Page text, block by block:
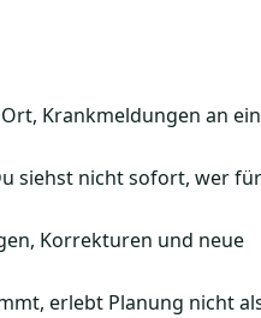
Krankmeldungen an
siehst nicht sofort, wer
Korrekturen und neue
erlebt Planung nicht